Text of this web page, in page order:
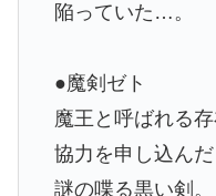
陥っていた…。
●魔剣ゼト
魔王と呼ばれる
協力を申し込んだ
謎の喋る黒い剣。